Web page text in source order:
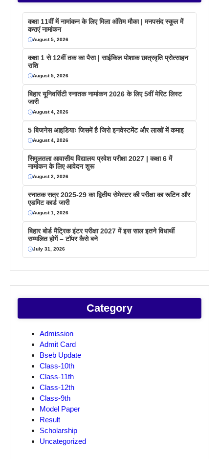
कक्षा 11वीं में नामांकन के लिए मिला अंतिम मौका | मनपसंद स्कूल में
कराएं नामांकन
August 5, 2026
कक्षा 1 से 12वीं तक का पैसा | साईकिल पोशाक छात्रवृति प्रोत्साहन
राशि
August 5, 2026
बिहार यूनिवर्सिटी स्नातक नामांकन 2026 के लिए 5वीं मेरिट लिस्ट
जारी
August 4, 2026
5 बिजनेस आइडियाः जिसमें है जिरो इनवेस्टमेंट और लाखों में कमाइ
August 4, 2026
सिमुलतला आवासीय विद्यालय प्रवेश परीक्षा 2027 | कक्षा 6 में
नामांकन के लिए आवेदन शुरू
August 2, 2026
स्नातक सत्र 2025-29 का द्वितीय सेमेस्टर की परीक्षा का रूटिन और
एडमिट कार्ड जारी
August 1, 2026
बिहार बोर्ड मैट्रिक इंटर परीक्षा 2027 में इस साल इतने विधार्थी
सम्मलित होगें – टॉपर कैसे बने
July 31, 2026
Category
Admission
Admit Card
Bseb Update
Class-10th
Class-11th
Class-12th
Class-9th
Model Paper
Result
Scholarship
Uncategorized